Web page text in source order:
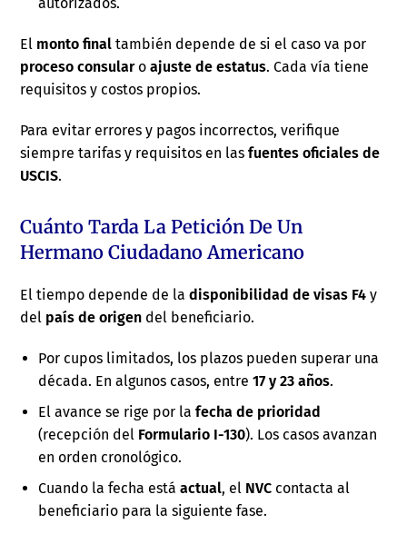
El monto final también depende de si el caso va por
proceso consularoajuste de estatus. Cada vía tiene
requisitos y costos propios.
Para evitar errores y pagos incorrectos, verifique
siempre tarifas y requisitos en lasfuentes oficiales de
USCIS.
Cuánto Tarda La Petición De Un
Hermano Ciudadano Americano
El tiempo depende de ladisponibilidad de visas F4 y
del país de origen del beneficiario.
Por cupos limitados, los plazos pueden superar una
década. En algunos casos, entre17 y 23 años.
El avance se rige por lafecha de prioridad
(recepción del Formulario I-130). Los casos avanzan
en orden cronológico.
Cuando la fecha estáactual, el NVC contacta al
beneficiario para la siguiente fase.